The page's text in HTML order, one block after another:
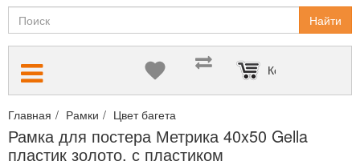
Найти
Корзина пуста
Главная Рамки Цвет багета
Рамка для постера Метрика 40x50 Gella
пластик золото, с пластиком